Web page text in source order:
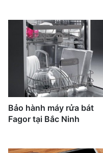
Bảo hành máy rửa bát
Fagor tại Bắc Ninh